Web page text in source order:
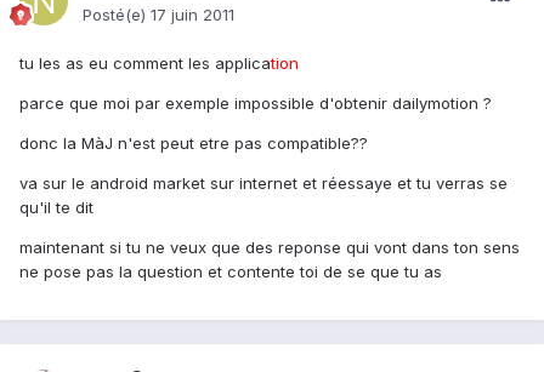
Posté(e) 17 juin 2011
tu les as eu comment les application
parce que moi par exemple impossible d'obtenir dailymotion ?
donc la MàJ n'est peut etre pas compatible??
va sur le android market sur internet et réessaye et tu verras se
qu'il te dit
maintenant si tu ne veux que des reponse qui vont dans ton sens
ne pose pas la question et contente toi de se que tu as